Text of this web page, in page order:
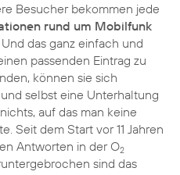
Besucher bekommen jede
rund um Mobilfunk
Und das ganz einfach und
passenden Eintrag zu
können sie sich
selbst eine Unterhaltung
auf das man keine
Seit dem Start vor 11 Jahren
Antworten in der O2
sind das